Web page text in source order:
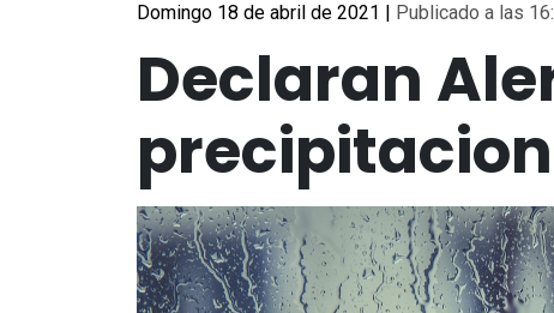
Domingo 18 de abril de 2021 | Publicado a las
Declaran